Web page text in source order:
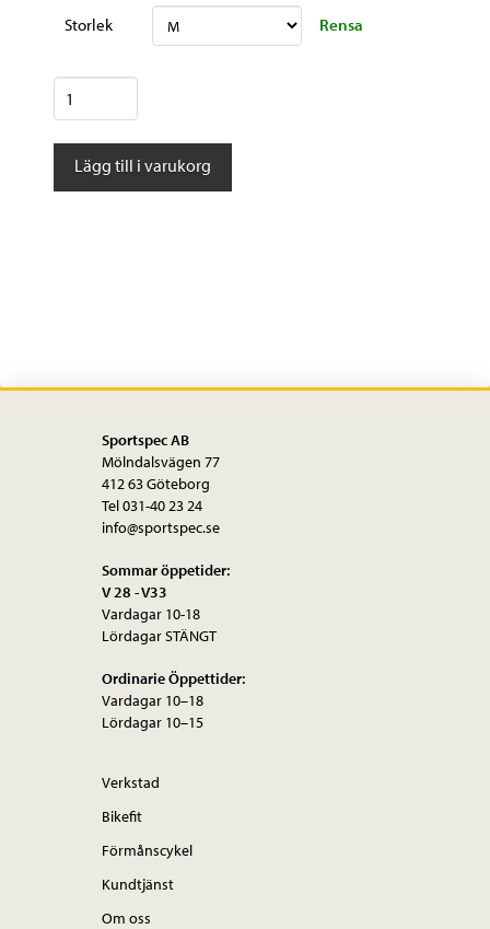
Storlek Rensa
Pearl
Izumi
Byxor
AmFIB
Lägg till i varukorg
Sportspec AB
Mölndalsvägen 77
412 63 Göteborg
Tel 031-40 23 24
info@sportspec.se
Sommar öppetider:
V 28 - V33
Vardagar 10-18
Lördagar STÄNGT
Ordinarie Öppettider:
Vardagar 10–18
Lördagar 10–15
Verkstad
Bikefit
Förmånscykel
Kundtjänst
Om oss